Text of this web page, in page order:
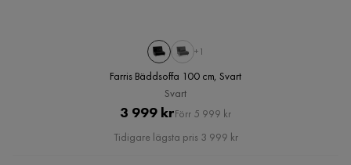
+1
Farris Bäddsoffa 100 cm, Svart
Svart
Pris
3 999 krOriginal
Pris
Förr 5 999 kr
Tidigare lägsta pris 3 999 kr